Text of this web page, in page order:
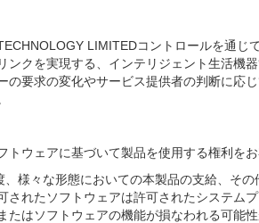
LIMITEDコントロールを通
ンクを実現する、インテリジェント生活
の要求の変化やサービス提供者の判断に応
ウェアに基づいて製品を使用する権利をお
様々な形態においての本製品の支給、そ
されたソフトウェアは許可されたシステ
はソフトウェアの機能が損なわれる可能性